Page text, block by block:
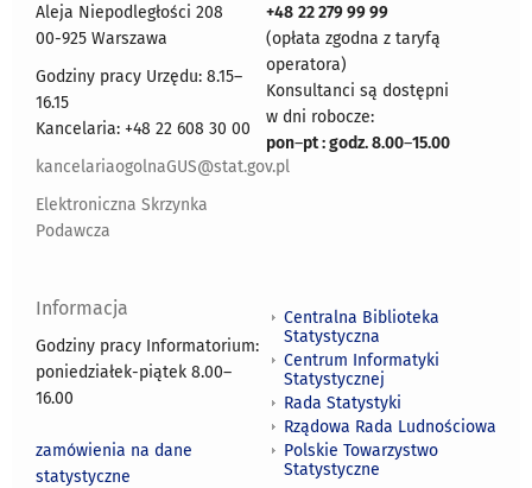
Aleja Niepodległości 208
00-925 Warszawa
Godziny pracy Urzędu: 8.15–
16.15
Kancelaria: +48 22 608 30 00
kancelariaogolnaGUS@stat.gov.pl
Elektroniczna Skrzynka
Podawcza
+48 22 279 99 99
(opłata zgodna z taryfą
operatora)
Konsultanci są dostępni
w dni robocze:
pon–pt : godz. 8.00–15.00
Informacja
Godziny pracy Informatorium:
poniedziałek-piątek 8.00–
16.00
zamówienia na dane
statystyczne
Centralna Biblioteka
Statystyczna
Centrum Informatyki
Statystycznej
Rada Statystyki
Rządowa Rada Ludnościowa
Polskie Towarzystwo
Statystyczne